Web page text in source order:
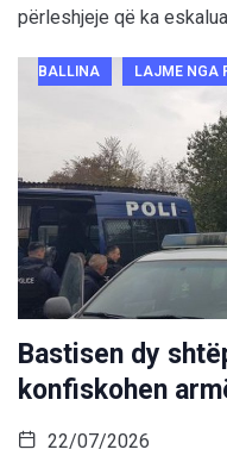
përleshjeje që ka
BALLINA LAJME NGA
Bastisen dy
konfiskohen
22/07/2026